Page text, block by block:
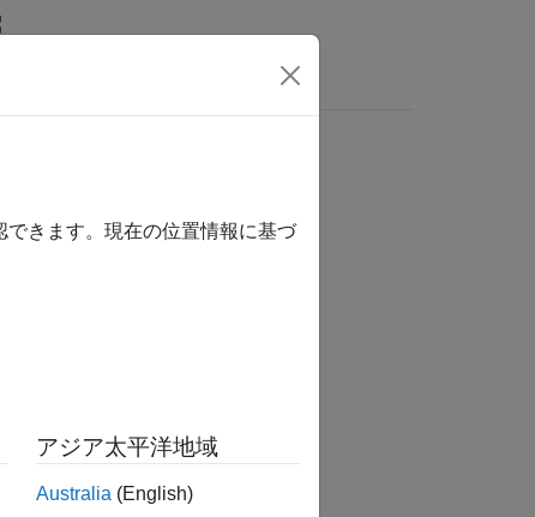
きます。現在の位置情報に基づ
アジア太平洋地域
Australia (English)